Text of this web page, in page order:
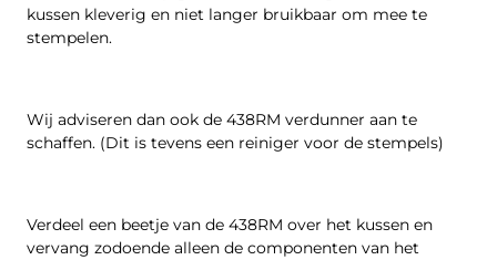
kussen kleverig en niet langer bruikbaar om mee te
stempelen.
Wij adviseren dan ook de 438RM verdunner aan te
schaffen. (Dit is tevens een reiniger voor de stempels)
Verdeel een beetje van de 438RM over het kussen en
vervang zodoende alleen de componenten van het